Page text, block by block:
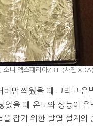
소니 엑스페리아Z3+ (사진:XDA)
만 씌웠을 때 그리고 은
을 때 온도와 성능이
잡기 위한 발열 설계의